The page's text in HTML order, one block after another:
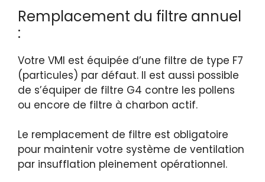
Remplacement du filtre annuel
:
Votre VMI est équipée d’une filtre de type F7
(particules) par défaut. Il est aussi possible
de s’équiper de filtre G4 contre les pollens
ou encore de filtre à charbon actif.
Le remplacement de filtre est obligatoire
pour maintenir votre système de ventilation
par insufflation pleinement opérationnel.